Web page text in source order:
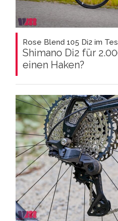
Rose Blend 105 Di2 im
Shimano Di2 für
einen Haken?